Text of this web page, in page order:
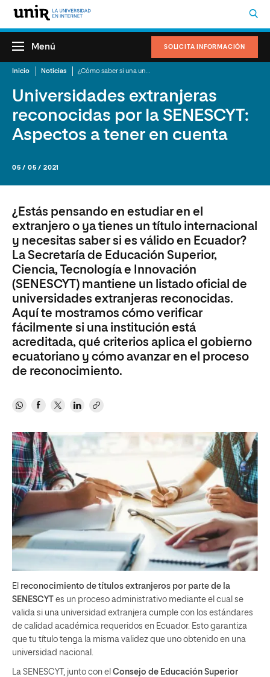
SOLICITA INFORMACIÓN
Menú
Inicio Noticias
Universidades extranjeras
reconocidas por la SENESCYT:
Aspectos a tener en cuenta
05 / 05 / 2021
¿Estás pensando en estudiar en el
extranjero o ya tienes un título internacional
y necesitas saber si es válido en Ecuador?
La Secretaría de Educación Superior,
Ciencia, Tecnología e Innovación
(SENESCYT) mantiene un listado oficial de
universidades extranjeras reconocidas.
Aquí te mostramos cómo verificar
fácilmente si una institución está
acreditada, qué criterios aplica el gobierno
ecuatoriano y cómo avanzar en el proceso
de reconocimiento.
El reconocimiento de títulos extranjeros por parte de la
SENESCYT es un proceso administrativo mediante el cual se
valida si una universidad extranjera cumple con los estándares
de calidad académica requeridos en Ecuador. Esto garantiza
que tu título tenga la misma validez que uno obtenido en una
universidad nacional.
La SENESCYT, junto con el Consejo de Educación Superior